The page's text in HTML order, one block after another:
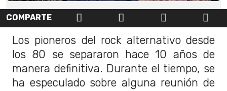
COMPARTE
Los pioneros del rock alternativo desde
los 80 se separaron hace 10 años de
manera definitiva. Durante el tiempo, se
ha especulado sobre alguna reunión de